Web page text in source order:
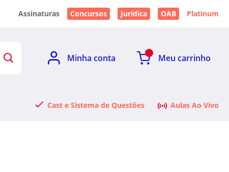
Assinaturas Concursos Jurídica OAB Platinum
Minha conta Meu carrinho
Cast e Sistema de Questões Aulas Ao Vivo